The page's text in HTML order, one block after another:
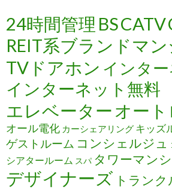
24時間管理 BSCATV
REIT系ブランドマ
TVドアホン インター
インターネット無料
エレベーター オート
オール電化 カーシェアリング キッズ
ゲストルーム コンシェルジュ
シアタールーム スパ タワーマン
デザイナーズ トランク